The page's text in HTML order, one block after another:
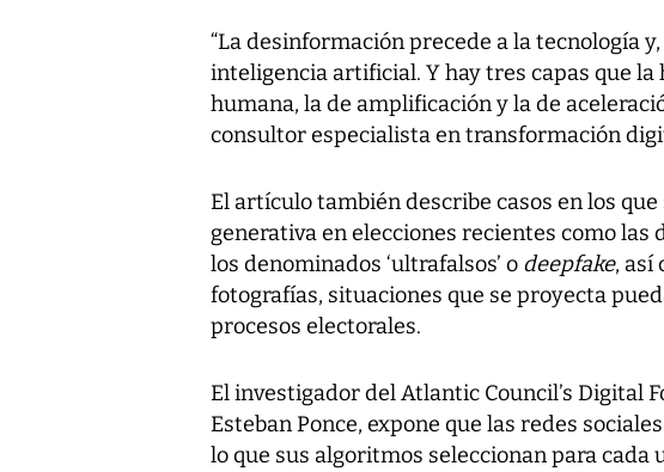
“La desinformación precede a la tecnología
inteligencia artificial. Y hay tres capas que
humana, la de amplificación y la de
consultor especialista en transformación
El artículo también describe casos en los que
generativa en elecciones recientes como las
los denominados ‘ultrafalsos’ o deepfake, así
fotografías, situaciones que se proyecta
procesos electorales.
El investigador del Atlantic Council’s Digital
Esteban Ponce, expone que las redes
lo que sus algoritmos seleccionan para cada